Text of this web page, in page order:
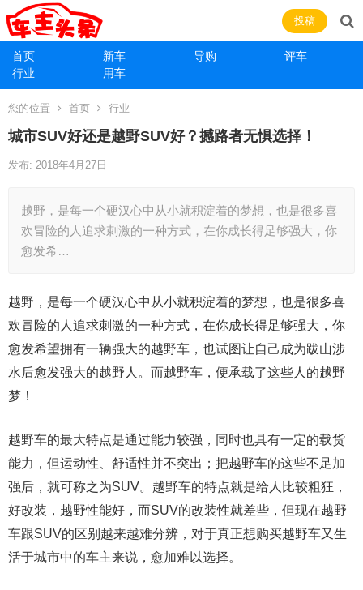
首页 新车 导购
评车
行业
用车
投稿
您的位置 首页 行业
城市SUV好还是越野SUV好？撼路者无惧选择！
发布: 2018年4月27日
越野，是每一个硬汉心中从小就积淀着的梦想，也是很多喜
欢冒险的人追求刺激的一种方式，在你成长得足够强大，你
愈发希…
越野，是每一个硬汉心中从小就积淀着的梦想，也是很多喜
欢冒险的人追求刺激的一种方式，在你成长得足够强大，你
愈发希望拥有一辆强大的越野车，也试图让自己成为跋山涉
水后愈发强大的越野人。而越野车，便承载了这些人的越野
梦！
越野车的最大特点是通过能力较强，同时也具有一定的载货
能力，但运动性、舒适性并不突出；把越野车的这些不足加
强后，就可称之为SUV。越野车的特点就是给人比较粗狂，
好改装，越野性能好，而SUV的改装性就差些，但现在越野
车跟SUV的区别越来越难分辨，对于真正想购买越野车又生
活于城市中的车主来说，愈加难以选择。